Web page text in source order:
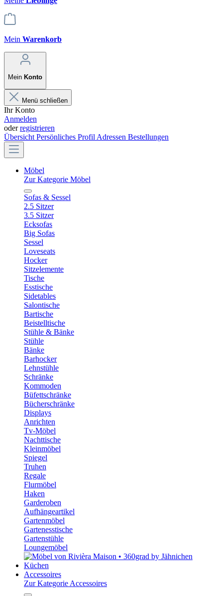
Mein Warenkorb
Mein Konto
Menü schließen
Ihr Konto
Anmelden
oderregistrieren
Übersicht Persönliches Profil Adressen Bestellungen
Möbel
Zur Kategorie Möbel
Sofas & Sessel
2.5 Sitzer
3.5 Sitzer
Ecksofas
Big Sofas
Sessel
Loveseats
Hocker
Sitzelemente
Tische
Esstische
Sidetables
Salontische
Bartische
Beistelltische
Stühle & Bänke
Stühle
Bänke
Barhocker
Lehnstühle
Schränke
Kommoden
Büfettschränke
Bücherschränke
Displays
Anrichten
Tv-Möbel
Nachttische
Kleinmöbel
Spiegel
Truhen
Regale
Flurmöbel
Haken
Garderoben
Aufhängeartikel
Gartenmöbel
Gartenesstische
Gartenstühle
Loungemöbel
Küchen
Accessoires
Zur Kategorie Accessoires